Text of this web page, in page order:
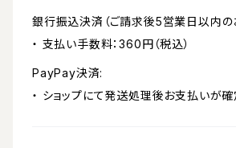
銀行振込決済（ご請求後5営業日以内の
・ 支払い手数料：360円（税込）
PayPay決済:
・ ショップにて発送処理後お支払いが確